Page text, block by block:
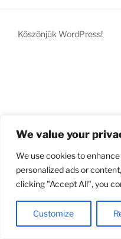
We value your
We use cookies to
personalized ads or
clicking "Accept All", you
Customize
Köszönjük WordPress!